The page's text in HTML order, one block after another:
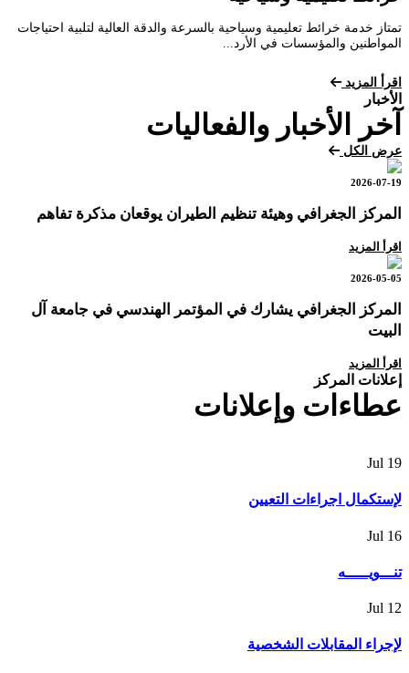
تمتاز خدمة خرائط تعليمية وسياحية بالسرعة والدقة العالية لتلبية احتياجات
المواطنين والمؤسسات في الأرد...
اقرأ المزيد
الأخبار
آخر الأخبار والفعاليات
عرض الكل
2026-07-19
المركز الجغرافي وهيئة تنظيم الطيران يوقعان مذكرة تفاهم
اقرأ المزيد
2026-05-05
المركز الجغرافي يشارك في المؤتمر الهندسي في جامعة آل
البيت
اقرأ المزيد
إعلانات المركز
عطاءات وإعلانات
19
Jul
لإستكمال اجراءات التعيين
16
Jul
تنـــويـــــه
12
Jul
لإجراء المقابلات الشخصية